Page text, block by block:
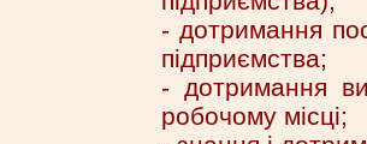
- дотримання
підприємства;
- дотримання
робочому місці;